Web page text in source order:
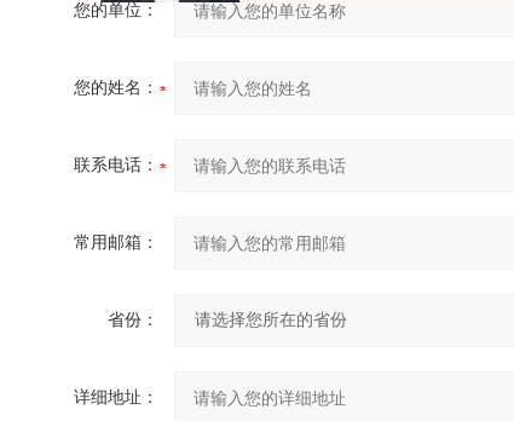
您的单位：
您的姓名：
联系电话：
常用邮箱：
省份：
详细地址：